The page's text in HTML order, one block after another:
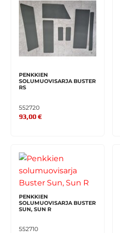
PENKKIEN
SOLUMUOVISARJA BUSTER
RS
552720
93,00 €
PENKKIEN
SOLUMUOVISARJA BUSTER
SUN, SUN R
552710